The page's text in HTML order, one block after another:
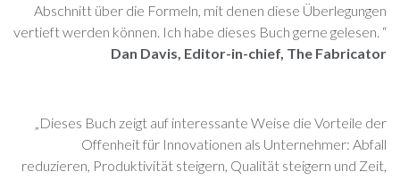
Abschnitt über die Formeln, mit denen diese Überlegungen
vertieft werden können. Ich habe dieses Buch gerne gelesen. “
Dan Davis, Editor-in-chief, The Fabricator
„Dieses Buch zeigt auf interessante Weise die Vorteile der
Offenheit für Innovationen als Unternehmer: Abfall
reduzieren, Produktivität steigern, Qualität steigern und Zeit,